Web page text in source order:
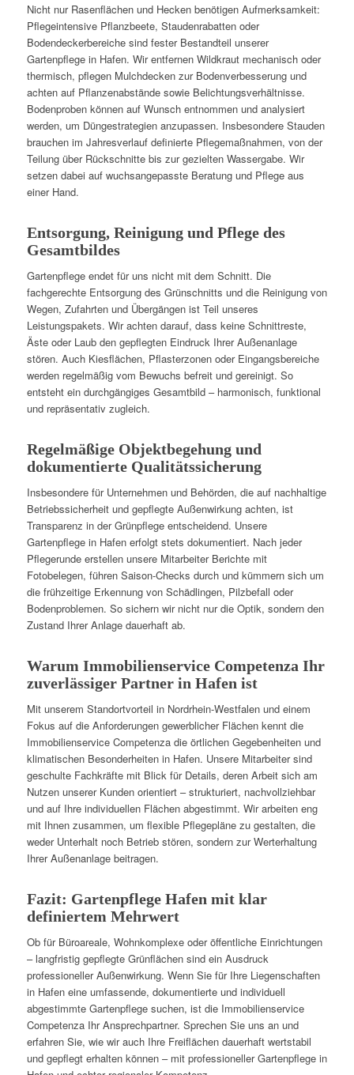
Nicht nur Rasenflächen und Hecken benötigen Aufmerksamkeit:
Pflegeintensive Pflanzbeete, Staudenrabatten oder
Bodendeckerbereiche sind fester Bestandteil unserer
Gartenpflege in Hafen. Wir entfernen Wildkraut mechanisch oder
thermisch, pflegen Mulchdecken zur Bodenverbesserung und
achten auf Pflanzenabstände sowie Belichtungsverhältnisse.
Bodenproben können auf Wunsch entnommen und analysiert
werden, um Düngestrategien anzupassen. Insbesondere Stauden
brauchen im Jahresverlauf definierte Pflegemaßnahmen, von der
Teilung über Rückschnitte bis zur gezielten Wassergabe. Wir
setzen dabei auf wuchsangepasste Beratung und Pflege aus
einer Hand.
Entsorgung, Reinigung und Pflege des
Gesamtbildes
Gartenpflege endet für uns nicht mit dem Schnitt. Die
fachgerechte Entsorgung des Grünschnitts und die Reinigung von
Wegen, Zufahrten und Übergängen ist Teil unseres
Leistungspakets. Wir achten darauf, dass keine Schnittreste,
Äste oder Laub den gepflegten Eindruck Ihrer Außenanlage
stören. Auch Kiesflächen, Pflasterzonen oder Eingangsbereiche
werden regelmäßig vom Bewuchs befreit und gereinigt. So
entsteht ein durchgängiges Gesamtbild – harmonisch, funktional
und repräsentativ zugleich.
Regelmäßige Objektbegehung und
dokumentierte Qualitätssicherung
Insbesondere für Unternehmen und Behörden, die auf nachhaltige
Betriebssicherheit und gepflegte Außenwirkung achten, ist
Transparenz in der Grünpflege entscheidend. Unsere
Gartenpflege in Hafen erfolgt stets dokumentiert. Nach jeder
Pflegerunde erstellen unsere Mitarbeiter Berichte mit
Fotobelegen, führen Saison-Checks durch und kümmern sich um
die frühzeitige Erkennung von Schädlingen, Pilzbefall oder
Bodenproblemen. So sichern wir nicht nur die Optik, sondern den
Zustand Ihrer Anlage dauerhaft ab.
Warum Immobilienservice Competenza Ihr
zuverlässiger Partner in Hafen ist
Mit unserem Standortvorteil in Nordrhein-Westfalen und einem
Fokus auf die Anforderungen gewerblicher Flächen kennt die
Immobilienservice Competenza die örtlichen Gegebenheiten und
klimatischen Besonderheiten in Hafen. Unsere Mitarbeiter sind
geschulte Fachkräfte mit Blick für Details, deren Arbeit sich am
Nutzen unserer Kunden orientiert – strukturiert, nachvollziehbar
und auf Ihre individuellen Flächen abgestimmt. Wir arbeiten eng
mit Ihnen zusammen, um flexible Pflegepläne zu gestalten, die
weder Unterhalt noch Betrieb stören, sondern zur Werterhaltung
Ihrer Außenanlage beitragen.
Fazit: Gartenpflege Hafen mit klar
definiertem Mehrwert
Ob für Büroareale, Wohnkomplexe oder öffentliche Einrichtungen
– langfristig gepflegte Grünflächen sind ein Ausdruck
professioneller Außenwirkung. Wenn Sie für Ihre Liegenschaften
in Hafen eine umfassende, dokumentierte und individuell
abgestimmte Gartenpflege suchen, ist die Immobilienservice
Competenza Ihr Ansprechpartner. Sprechen Sie uns an und
erfahren Sie, wie wir auch Ihre Freiflächen dauerhaft wertstabil
und gepflegt erhalten können – mit professioneller Gartenpflege in